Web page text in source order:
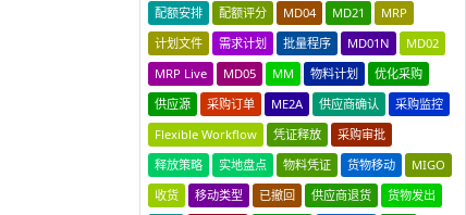
配额安排
配额评分 MD04 MD21
MRP
计划文件
需求计划 批量程序 MD01N
MD02
MRP Live
MD05 MM 物料计划
优化采购
供应源
采购订单 ME2A 供应商确认
采购监控
Flexible Workflow
凭证释放
采购审批
释放策略
实地盘点 物料凭证 货物移动
MIGO
收货
移动类型 已撤回 供应商退货
货物发出